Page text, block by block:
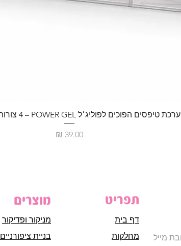
ערכת טיפסים הפוכים לפוליג׳ל POWER GEL – ‏4 צורות רב־פעמיות
מחיר
מוצרים
מניקור ופדיקור
בניית ציפורניים
תפריט
דף בית
מחלקות